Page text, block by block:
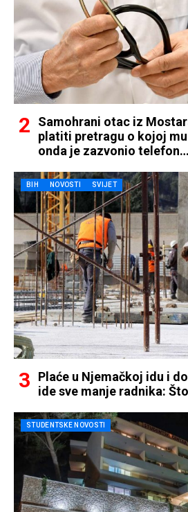
Samohrani otac iz
platiti pretragu o kojoj
onda je zazvonio telefon…
BIH NOVOSTI SVIJET
Plaće u Njemačkoj idu i
ide sve manje radnika:
STUDENTSKE NOVOSTI